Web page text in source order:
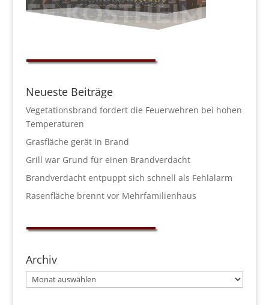
Neueste Beiträge
Vegetationsbrand fordert die Feuerwehren bei hohen
Temperaturen
Grasfläche gerät in Brand
Grill war Grund für einen Brandverdacht
Brandverdacht entpuppt sich schnell als Fehlalarm
Rasenfläche brennt vor Mehrfamilienhaus
Archiv
Archiv